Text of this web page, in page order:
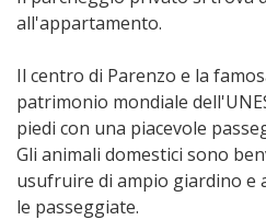
all'appartamento.
Il centro di Parenzo e la
patrimonio mondiale
piedi con una piacevole
Gli animali domestici sono
usufruire di ampio giardino e
le passeggiate.